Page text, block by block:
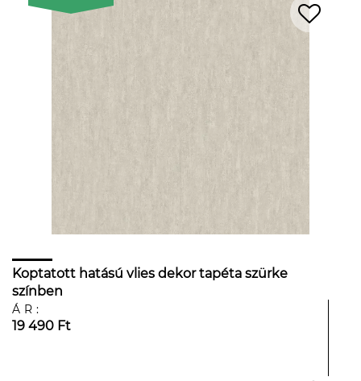
Koptatott hatású vlies dekor tapéta szürke
színben
ÁR:
19 490 Ft